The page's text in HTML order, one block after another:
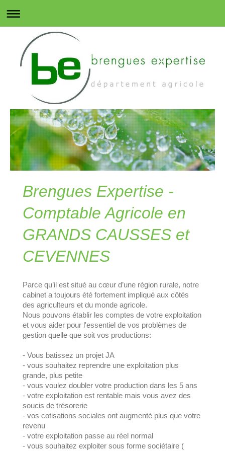
Brengues Expertise -
Comptable Agricole en
GRANDS CAUSSES et
CEVENNES
Parce qu’il est situé au cœur d’une région rurale, notre
cabinet a toujours été fortement impliqué aux côtés
des agriculteurs et du monde agricole.
Nous pouvons établir les comptes de votre exploitation
et vous aider pour l'essentiel de vos problèmes de
gestion quelle que soit vos productions:
- Vous batissez un projet JA
- vous souhaitez reprendre une exploitation plus
grande, plus petite
- vous voulez doubler votre production dans les 5 ans
- votre exploitation est rentable mais vous avez des
soucis de trésorerie
- vos cotisations sociales ont augmenté plus que votre
revenu
- votre exploitation passe au réel normal
- vous souhaitez exploiter sous forme sociétaire (